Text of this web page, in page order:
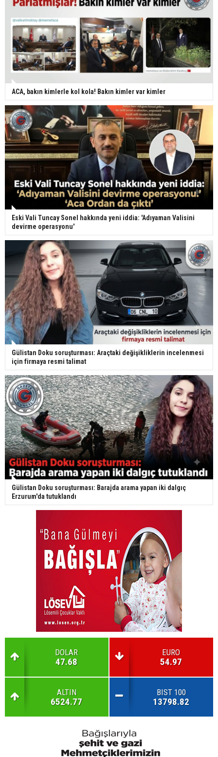
ACA, bakın kimlerle kol kola! Bakın kimler var kimler
Eski Vali Tuncay Sonel hakkında yeni iddia: 'Adıyaman Valisini
devirme operasyonu'
Gülistan Doku soruşturması: Araçtaki değişikliklerin incelenmesi
için firmaya resmi talimat
Gülistan Doku soruşturması: Barajda arama yapan iki dalgıç
Erzurum'da tutuklandı
DOLAR
47.68
EURO
54.97
ALTIN
6524.77
BIST 100
13798.82